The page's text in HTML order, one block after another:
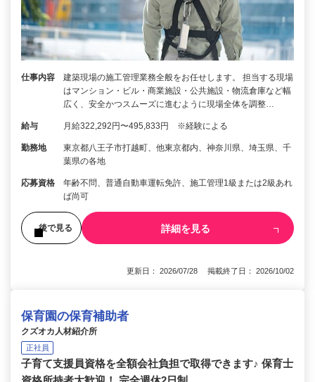
仕事内容
建築現場の施工管理業務全般をお任せします。 担当する現場
はマンション・ビル・商業施設・公共施設・物流倉庫など幅
広く、安全かつスムーズに進むように現場全体を調整…
給与 月給322,292円〜495,833円 ※経験による
勤務地
東京都八王子市打越町、他東京都内、神奈川県、埼玉県、千
葉県の各地
応募資格
年齢不問、普通自動車運転免許、施工管理1級または2級あれ
ば尚可
後で見る 詳細を見る
更新日： 2026/07/28 掲載終了日： 2026/10/02
保育園の保育補助者
クズオカ人材紹介所
正社員
子育て支援員資格を全額会社負担で取得できます♪ 保育士